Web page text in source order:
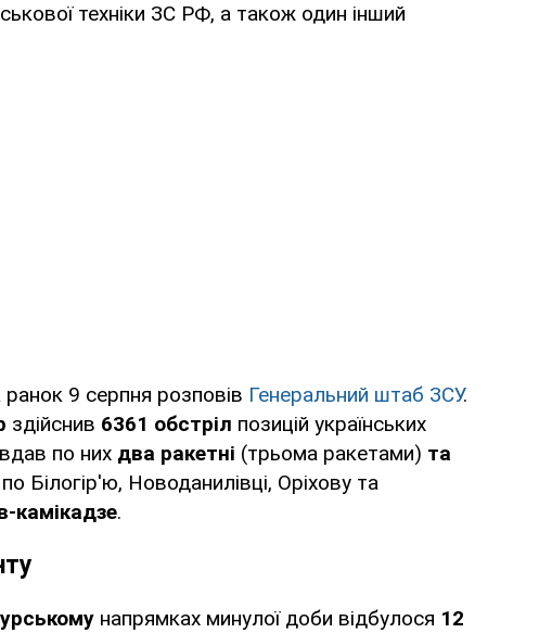
техніки ЗС РФ, а також один інший
9 серпня розповів Генеральний штаб ЗСУ.
здійснив 6361 обстріл позицій українських
по них два ракетні (трьома ракетами) та
Білогір'ю, Новоданилівці, Оріхову та
камікадзе.
напрямках минулої доби відбулося 12